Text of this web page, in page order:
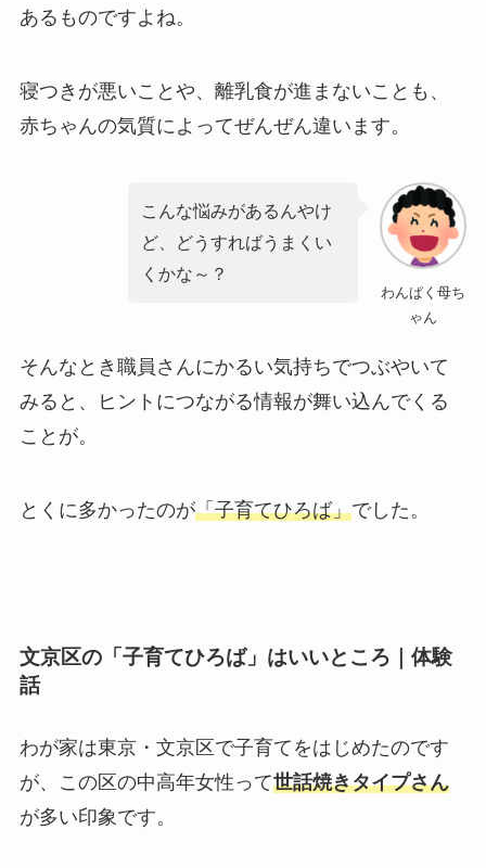
あるものですよね。
寝つきが悪いことや、離乳食が進まないことも、
赤ちゃんの気質によってぜんぜん違います。
わんぱく母ち
ゃん
こんな悩みがあるんやけ
ど、どうすればうまくい
くかな～？
そんなとき職員さんにかるい気持ちでつぶやいて
みると、ヒントにつながる情報が舞い込んでくる
ことが。
とくに多かったのが「子育てひろば」でした。
文京区の「子育てひろば」はいいところ｜体験
話
わが家は東京・文京区で子育てをはじめたのです
が、この区の中高年女性って世話焼きタイプさん
が多い印象です。